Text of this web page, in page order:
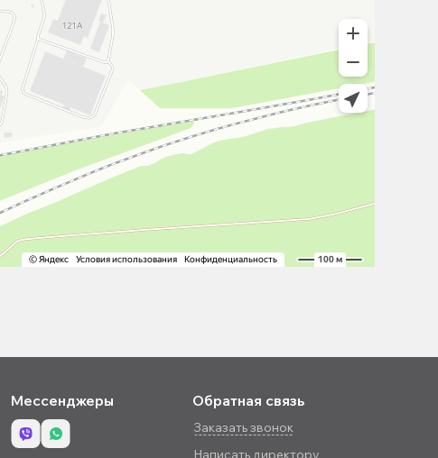
Мессенджеры Обратная связь
Заказать звонок
Написать директору